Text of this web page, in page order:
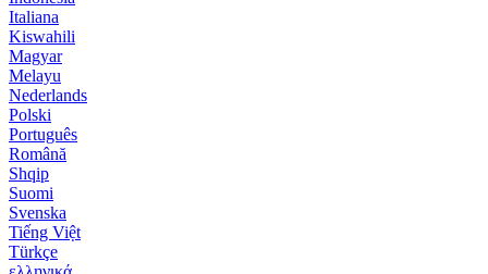
Italiana
Kiswahili
Magyar
Melayu
Nederlands
Polski
Português
Română
Shqip
Suomi
Svenska
Tiếng Việt
Türkçe